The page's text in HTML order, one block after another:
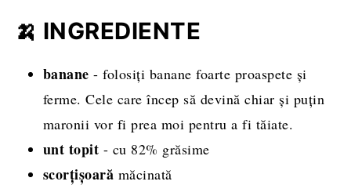
preparare
🍌 INGREDIENTE
banane- folosiți banane foarte proaspete și
ferme. Cele care încep să devină chiar și puțin
maronii vor fi prea moi pentru a fi tăiate.
unt topit - cu 82% grăsime
scorțișoară măcinată